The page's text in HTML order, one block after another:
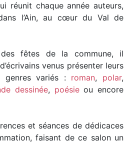
réunit chaque année auteurs,
l’Ain, au cœur du Val de
fêtes de la commune, il
venus présenter leurs
genres variés : roman, polar,
dessinée, poésieou encore
et séances de dédicaces
faisant de ce salon un